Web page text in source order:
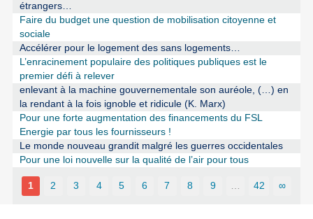
étrangers…
Faire du budget une question de mobilisation citoyenne et
sociale
Accélérer pour le logement des sans logements…
L’enracinement populaire des politiques publiques est le
premier défi à relever
enlevant à la machine gouvernementale son auréole, (…) en
la rendant à la fois ignoble et ridicule (K. Marx)
Pour une forte augmentation des financements du FSL
Energie par tous les fournisseurs !
Le monde nouveau grandit malgré les guerres occidentales
Pour une loi nouvelle sur la qualité de l’air pour tous
1 2 3 4 5 6 7 8 9 42 ∞